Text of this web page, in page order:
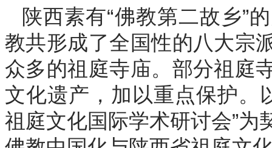
陕西素有“佛教第二故乡”
教共形成了全国性的八大宗
众多的祖庭寺庙。部分祖庭
文化遗产，加以重点保护。
祖庭文化国际学术研讨会”